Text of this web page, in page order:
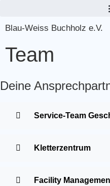
Blau-Weiss Buchholz e.V.
Team
Deine
Service-Team
Kletterzentrum
Facility